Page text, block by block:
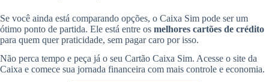
Se você ainda está comparando opções, o Caixa Sim pode ser um
ótimo ponto de partida. Ele está entre os melhores cartões de crédito
para quem quer praticidade, sem pagar caro por isso.
Não perca tempo e peça já o seu Cartão Caixa Sim. Acesse o site da
Caixa e comece sua jornada financeira com mais controle e economia.